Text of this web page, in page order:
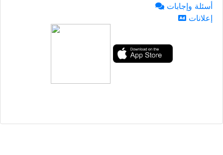
أسئلة وإجابات
إعلانات